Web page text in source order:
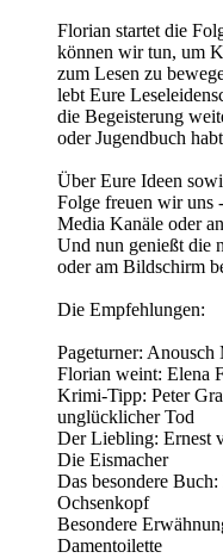
Florian startet die
können wir tun, um
zum Lesen zu
lebt Eure
die Begeisterung
oder Jugendbuch
Über Eure Ideen
Folge freuen wir uns
Media Kanäle oder
Und nun genießt die
oder am Bildschirm
Die Empfehlungen:
Pageturner:
Florian weint: Elena
Krimi-Tipp: Peter
unglücklicher Tod
Der Liebling: Ernest
Die Eismacher
Das besondere
Ochsenkopf
Besondere
Damentoilette